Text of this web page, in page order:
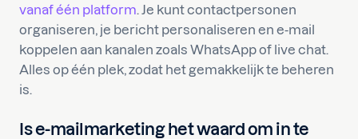
vanaf één platform. Je kunt contactpersonen
organiseren, je bericht personaliseren en e-mail
koppelen aan kanalen zoals WhatsApp of live chat.
Alles op één plek, zodat het gemakkelijk te beheren
is.
Is e-mailmarketing het waard om in te